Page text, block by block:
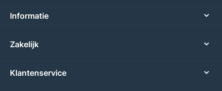
Informatie
Zakelijk
Klantenservice